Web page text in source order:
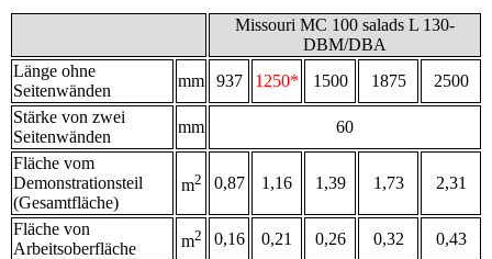
Missouri MC 100 salads L 130-
DBM/DBA
Länge ohne
Seitenwänden
mm 937 1250* 1500 1875
2500
Stärke von zwei
Seitenwänden
mm
60
Fläche vom
Demonstrationsteil
(Gesamtfläche)
m2 0,87 1,16 1,39 1,73 2,31
Fläche von
Arbeitsoberfläche
m2 0,16 0,21 0,26 0,32
0,43